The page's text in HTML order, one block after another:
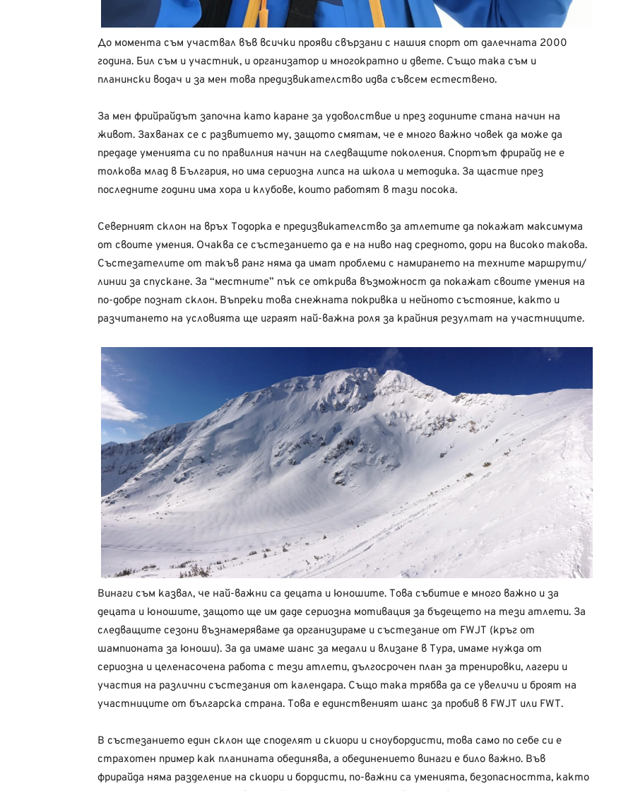
До момента съм участвал във всички прояви свързани с нашия спорт от далечната 2000
година. Бил съм и участник, и организатор и многократно и двете. Също така съм и
планински водач и за мен това предизвикателство идва съвсем естествено.
За мен фрийрайдът започна като каране за удоволствие и през годините стана начин на
живот. Захванах се с развитието му, защото смятам, че е много важно човек да може да
предаде уменията си по правилния начин на следващите поколения. Спортът фрирайд не е
толкова млад в България, но има сериозна липса на школа и методика. За щастие през
последните години има хора и клубове, които работят в тази посока.
Северният склон на връх Тодорка е предизвикателство за атлетите да покажат максимума
от своите умения. Очаква се състезанието да е на ниво над средното, дори на високо такова.
Състезателите от такъв ранг няма да имат проблеми с намирането на техните маршрути/
линии за спускане. За “местните” пък се открива възможност да покажат своите умения на
по-добре познат склон. Въпреки това снежната покривка и нейното състояние, както и
разчитането на условията ще играят най-важна роля за крайния резултат на участниците.
Винаги съм казвал, че най-важни са децата и юношите. Това събитие е много важно и за
децата и юношите, защото ще им даде сериозна мотивация за бъдещето на тези атлети. За
следващите сезони възнамеряваме да организираме и състезание от FWJT (кръг от
шампионата за юноши). За да имаме шанс за медали и влизане в Тура, имаме нужда от
сериозна и целенасочена работа с тези атлети, дългосрочен план за тренировки, лагери и
участия на различни състезания от календара. Също така трябва да се увеличи и броят на
участниците от българска страна. Това е единственият шанс за пробив в FWJT или FWT.
В състезанието един склон ще споделят и скиори и сноубордисти, това само по себе си е
страхотен пример как планината обединява, а обединението винаги е било важно. Във
фрирайда няма разделение на скиори и бордисти, по-важни са уменията, безопасността, както